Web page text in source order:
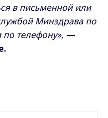
в письменной или
Минздрава по
телефону», —